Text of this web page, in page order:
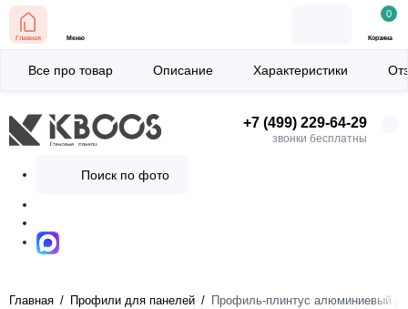
+7 (499) 229-64-29
звонки бесплатны
Поиск по фото
Главная Меню
0
Корзина
Главная Профили для панелей Профиль-плинтус алюминиевый
Все про товар Описание Характеристики